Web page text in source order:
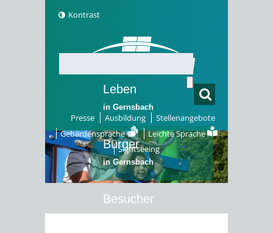
Kontrast
Presse Ausbildung
Stellenangebote
Gebärdensprache
Leichte Sprache
Sightseeing
Leben
in Gernsbach
Bürger
in Gernsbach
Besucher